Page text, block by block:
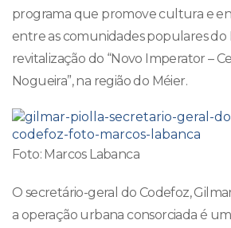
programa que promove cultura e
entre as comunidades populares do
revitalização do “Novo Imperator –
Nogueira”, na região do Méier.
Foto: Marcos Labanca
O secretário-geral do Codefoz,
a operação urbana consorciada é